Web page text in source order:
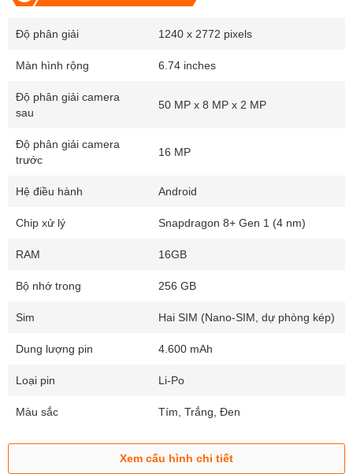
Hiện nay, Realme GT Neo 5 được mệnh danh là sản phẩm điện
thoại sạc nhanh nhất thế giới với sạc nhanh 240W. Realme GT Neo
5 có giải pháp làm mát 8 thành phần, bao gồm buồng hơi và nhiều
Điện thoại đã nhận được chứng nhận TUV Rheinland để xác nhận
tính an toàn khi sạc nhanh, giúp người dùng yên tâm sử dụng.
Camera siêu hút hồn nhờ cảm biến Sony
Ở mặt sau, Realme GT Neo 5 sở hữu cụm camera với cảm biến
Sony IMX890 50MP, một camera siêu rộng 8MP và một camera
Độ phân giải 1240 x 2772 pixels
Màn hình rộng 6.74 inches
Độ phân giải camera
sau
50 MP x 8 MP x 2 MP
Độ phân giải camera
trước
16 MP
Hệ điều hành Android
Chip xử lý Snapdragon 8+ Gen 1 (4 nm)
RAM 16GB
Bộ nhớ trong 256 GB
Sim Hai SIM (Nano-SIM, dự phòng kép)
Dung lượng pin 4.600 mAh
Loại pin Li-Po
Màu sắc Tím, Trắng, Đen
Xem cấu hình chi tiết